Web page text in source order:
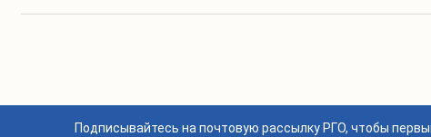
Подписывайтесь на почтовую рассылку РГО, чтобы